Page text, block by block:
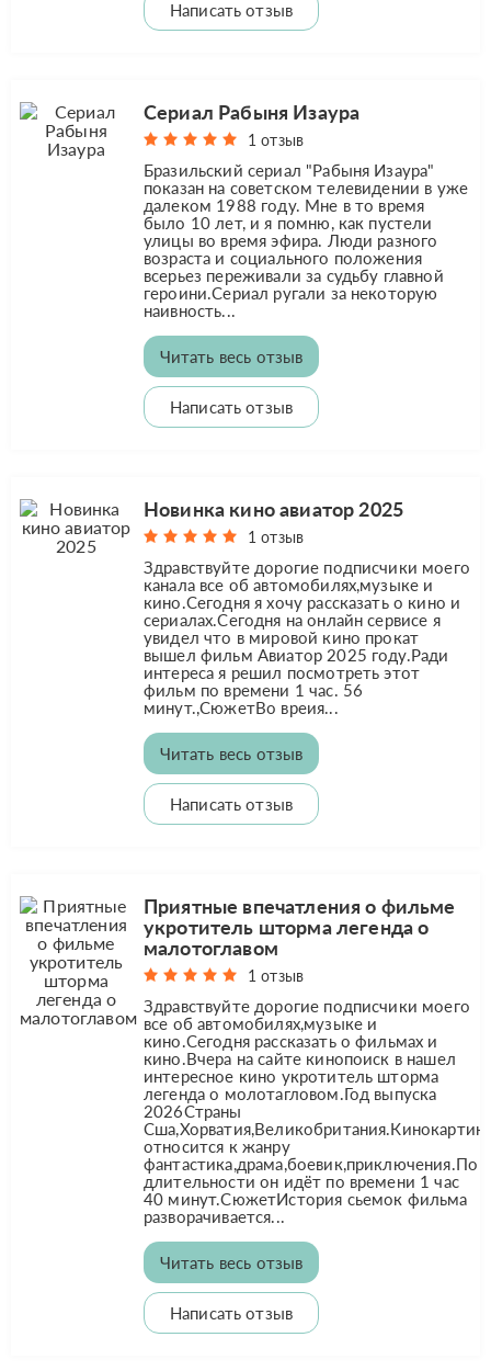
Написать отзыв
Сериал Рабыня Изаура
1 отзыв
Бразильский сериал "Рабыня Изаура"
показан на советском телевидении в уже
далеком 1988 году. Мне в то время
было 10 лет, и я помню, как пустели
улицы во время эфира. Люди разного
возраста и социального положения
всерьез переживали за судьбу главной
героини.Сериал ругали за некоторую
наивность...
Читать весь отзыв
Написать отзыв
Новинка кино авиатор 2025
1 отзыв
Здравствуйте дорогие подписчики моего
канала все об автомобилях,музыке и
кино.Сегодня я хочу рассказать о кино и
сериалах.Сегодня на онлайн сервисе я
увидел что в мировой кино прокат
вышел фильм Авиатор 2025 году.Ради
интереса я решил посмотреть этот
фильм по времени 1 час. 56
минут.,СюжетВо вреия...
Читать весь отзыв
Написать отзыв
Приятные впечатления о фильме
укротитель шторма легенда о
малотоглавом
1 отзыв
Здравствуйте дорогие подписчики моего
все об автомобилях,музыке и
кино.Сегодня рассказать о фильмах и
кино.Вчера на сайте кинопоиск в нашел
интересное кино укротитель шторма
легенда о молотагловом.Год выпуска
2026Страны
относится к жанру
фантастика,драма,боевик,приключения.По
длительности он идёт по времени 1 час
40 минут.СюжетИстория сьемок фильма
разворачивается...
Читать весь отзыв
Написать отзыв